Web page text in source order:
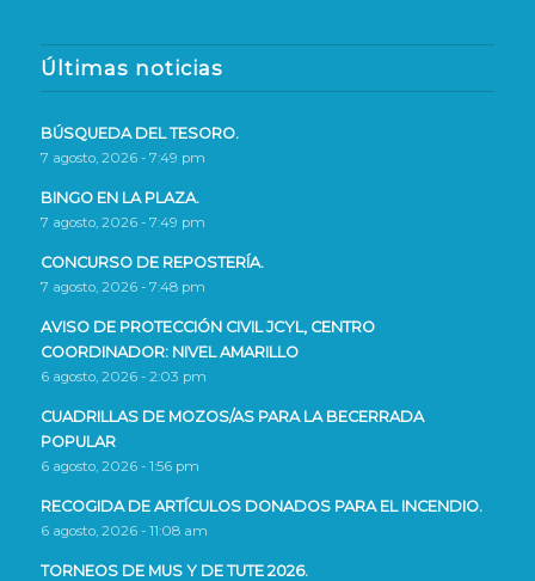
Últimas noticias
BÚSQUEDA DEL TESORO.
7 agosto, 2026 - 7:49 pm
BINGO EN LA PLAZA.
7 agosto, 2026 - 7:49 pm
CONCURSO DE REPOSTERÍA.
7 agosto, 2026 - 7:48 pm
AVISO DE PROTECCIÓN CIVIL JCYL, CENTRO
COORDINADOR: NIVEL AMARILLO
6 agosto, 2026 - 2:03 pm
CUADRILLAS DE MOZOS/AS PARA LA BECERRADA
POPULAR
6 agosto, 2026 - 1:56 pm
RECOGIDA DE ARTÍCULOS DONADOS PARA EL INCENDIO.
6 agosto, 2026 - 11:08 am
TORNEOS DE MUS Y DE TUTE 2026.